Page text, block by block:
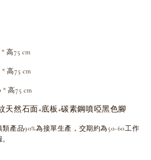
高75 cm
* 高75 cm
* 高75 cm
天然石面+底板+碳素鋼噴啞黑色腳
產品90%為接單生產，交期約為50-60工作